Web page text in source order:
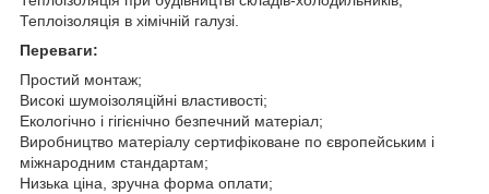
Теплоізоляція в хімічній галузі.
Переваги:
Простий монтаж;
Високі шумоізоляційні властивості;
Екологічно і гігієнічно безпечний матеріал;
Виробництво матеріалу сертифіковане по європейським і
міжнародним стандартам;
Низька ціна, зручна форма оплати;